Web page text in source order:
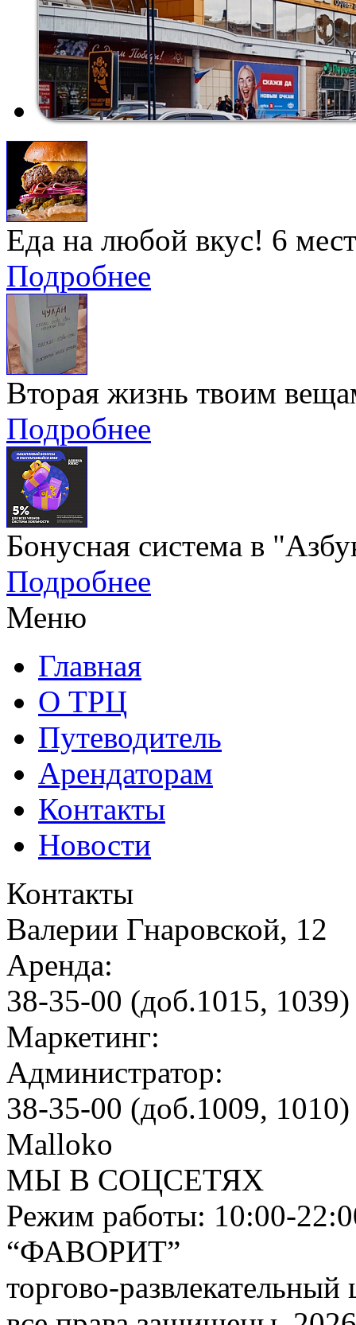
Еда на любой вкус! 6
Подробнее
Вторая жизнь твоим
Подробнее
Бонусная система в
Подробнее
Меню
Главная
О ТРЦ
Путеводитель
Арендаторам
Контакты
Новости
Контакты
Валерии Гнаровской, 12
Аренда:
38-35-00 (доб.1015, 1039)
Маркетинг:
Администратор:
38-35-00 (доб.1009, 1010)
Malloko
МЫ В СОЦСЕТЯХ
Режим работы: 10:00-
“ФАВОРИТ”
торгово-развлекательный